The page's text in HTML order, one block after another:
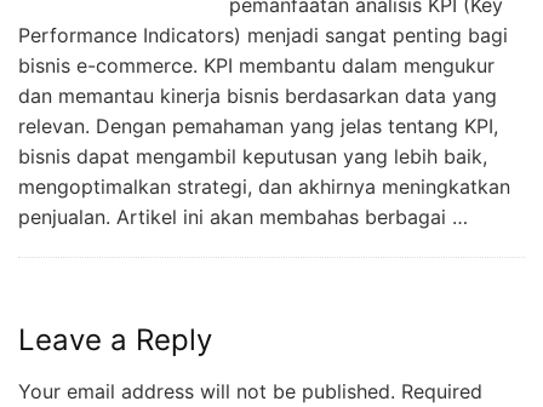
Performance Indicators) menjadi sangat penting bagi
bisnis e-commerce. KPI membantu dalam mengukur
dan memantau kinerja bisnis berdasarkan data yang
relevan. Dengan pemahaman yang jelas tentang KPI,
bisnis dapat mengambil keputusan yang lebih baik,
mengoptimalkan strategi, dan akhirnya meningkatkan
penjualan. Artikel ini akan membahas berbagai …
Leave a Reply
Your email address will not be published. Required